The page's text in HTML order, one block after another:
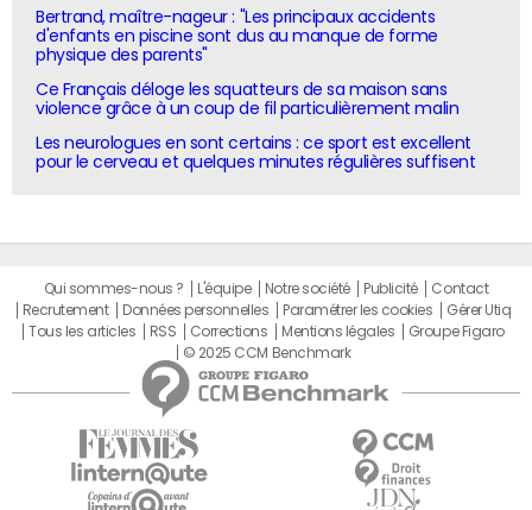
Bertrand, maître-nageur : "Les principaux accidents
d'enfants en piscine sont dus au manque de forme
physique des parents"
Ce Français déloge les squatteurs de sa maison sans
violence grâce à un coup de fil particulièrement malin
Les neurologues en sont certains : ce sport est excellent
pour le cerveau et quelques minutes régulières suffisent
Qui sommes-nous ? L'équipe Notre société Publicité
Contact
Recrutement
Données personnelles Paramétrer les cookies
Gérer Utiq
Tous les articles
RSS Corrections Mentions légales
Groupe Figaro
© 2025 CCM Benchmark